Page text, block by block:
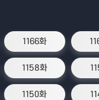
1166화
1158화
1150화